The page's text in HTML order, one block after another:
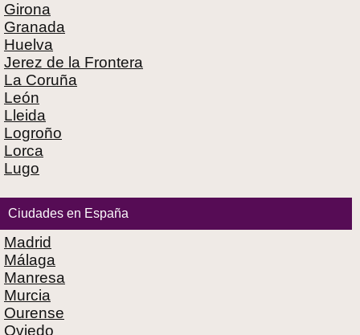
Girona
Granada
Huelva
Jerez de la Frontera
La Coruña
León
Lleida
Logroño
Lorca
Lugo
Ciudades en España
Madrid
Málaga
Manresa
Murcia
Ourense
Oviedo